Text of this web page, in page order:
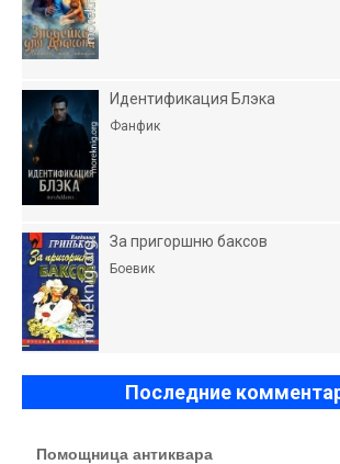
Идентификация Блэка
Фанфик
За пригоршню баксов
Боевик
Последние
Помощница антиквара